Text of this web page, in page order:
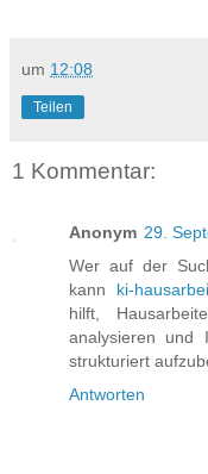
um 12:08
Teilen
1 Kommentar:
Anonym 29.
Wer auf der
kann ki-
hilft,
analysieren und
strukturiert
Antworten